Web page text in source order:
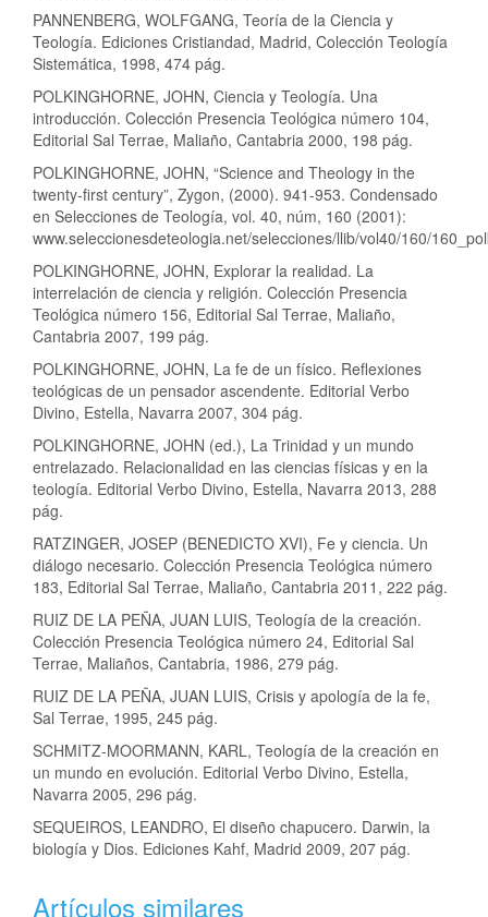
PANNENBERG, WOLFGANG, Teoría de la Ciencia y
Teología. Ediciones Cristiandad, Madrid, Colección Teología
Sistemática, 1998, 474 pág.
POLKINGHORNE, JOHN, Ciencia y Teología. Una
introducción. Colección Presencia Teológica número 104,
Editorial Sal Terrae, Maliaño, Cantabria 2000, 198 pág.
POLKINGHORNE, JOHN, “Science and Theology in the
twenty-first century”, Zygon, (2000). 941-953. Condensado
en Selecciones de Teología, vol. 40, núm, 160 (2001):
www.seleccionesdeteologia.net/selecciones/llib/vol40/160/
POLKINGHORNE, JOHN, Explorar la realidad. La
interrelación de ciencia y religión. Colección Presencia
Teológica número 156, Editorial Sal Terrae, Maliaño,
Cantabria 2007, 199 pág.
POLKINGHORNE, JOHN, La fe de un físico. Reflexiones
teológicas de un pensador ascendente. Editorial Verbo
Divino, Estella, Navarra 2007, 304 pág.
POLKINGHORNE, JOHN (ed.), La Trinidad y un mundo
entrelazado. Relacionalidad en las ciencias físicas y en la
teología. Editorial Verbo Divino, Estella, Navarra 2013, 288
pág.
RATZINGER, JOSEP (BENEDICTO XVI), Fe y ciencia. Un
diálogo necesario. Colección Presencia Teológica número
183, Editorial Sal Terrae, Maliaño, Cantabria 2011, 222 pág.
RUIZ DE LA PEÑA, JUAN LUIS, Teología de la creación.
Colección Presencia Teológica número 24, Editorial Sal
Terrae, Maliaños, Cantabria, 1986, 279 pág.
RUIZ DE LA PEÑA, JUAN LUIS, Crisis y apología de la fe,
Sal Terrae, 1995, 245 pág.
SCHMITZ-MOORMANN, KARL, Teología de la creación en
un mundo en evolución. Editorial Verbo Divino, Estella,
Navarra 2005, 296 pág.
SEQUEIROS, LEANDRO, El diseño chapucero. Darwin, la
biología y Dios. Ediciones Kahf, Madrid 2009, 207 pág.
Artículos similares